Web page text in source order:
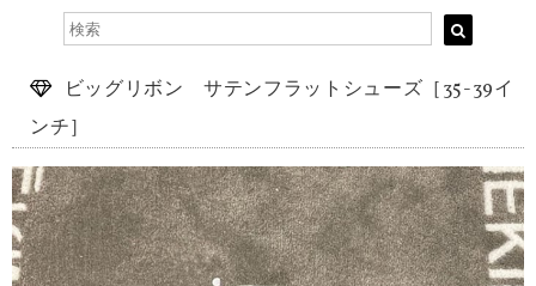
ビッグリボン サテンフラットシューズ［35-39イ
ンチ］